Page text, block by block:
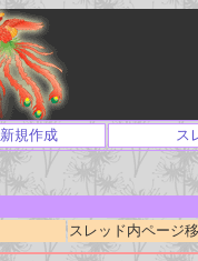
新規作成 ス
スレッド内ページ